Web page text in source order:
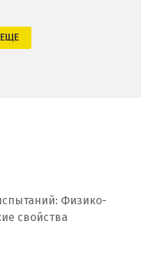
Физико-
свойства